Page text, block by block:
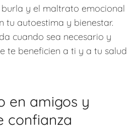
y el maltrato emocional
tu autoestima y bienestar.
cuando sea necesario y
te beneficien a ti y a tu salud
en amigos y
confianza